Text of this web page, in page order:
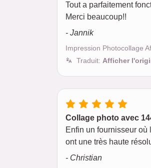
Tout a parfaitement
Merci beaucoup!!
- Jannik
Impression Photocollage
Traduit: Afficher
Collage photo avec
Enfin un fournisseur
ont une très haute
- Christian